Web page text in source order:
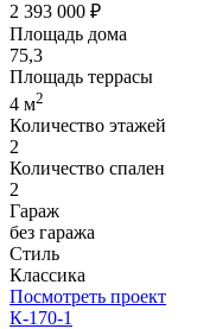
2 393 000 ₽
Площадь дома
75,3
Площадь террасы
4 м2
Количество этажей
2
Количество спален
2
Гараж
без гаража
Стиль
Классика
Посмотреть проект
К-170-1